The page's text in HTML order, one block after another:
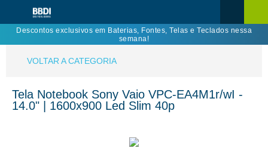
Descontos exclusivos em Baterias, Fontes, Telas e Teclados nessa
semana!
VOLTAR A CATEGORIA
Tela Notebook Sony Vaio VPC-EA4M1r/wI -
14.0" | 1600x900 Led Slim 40p